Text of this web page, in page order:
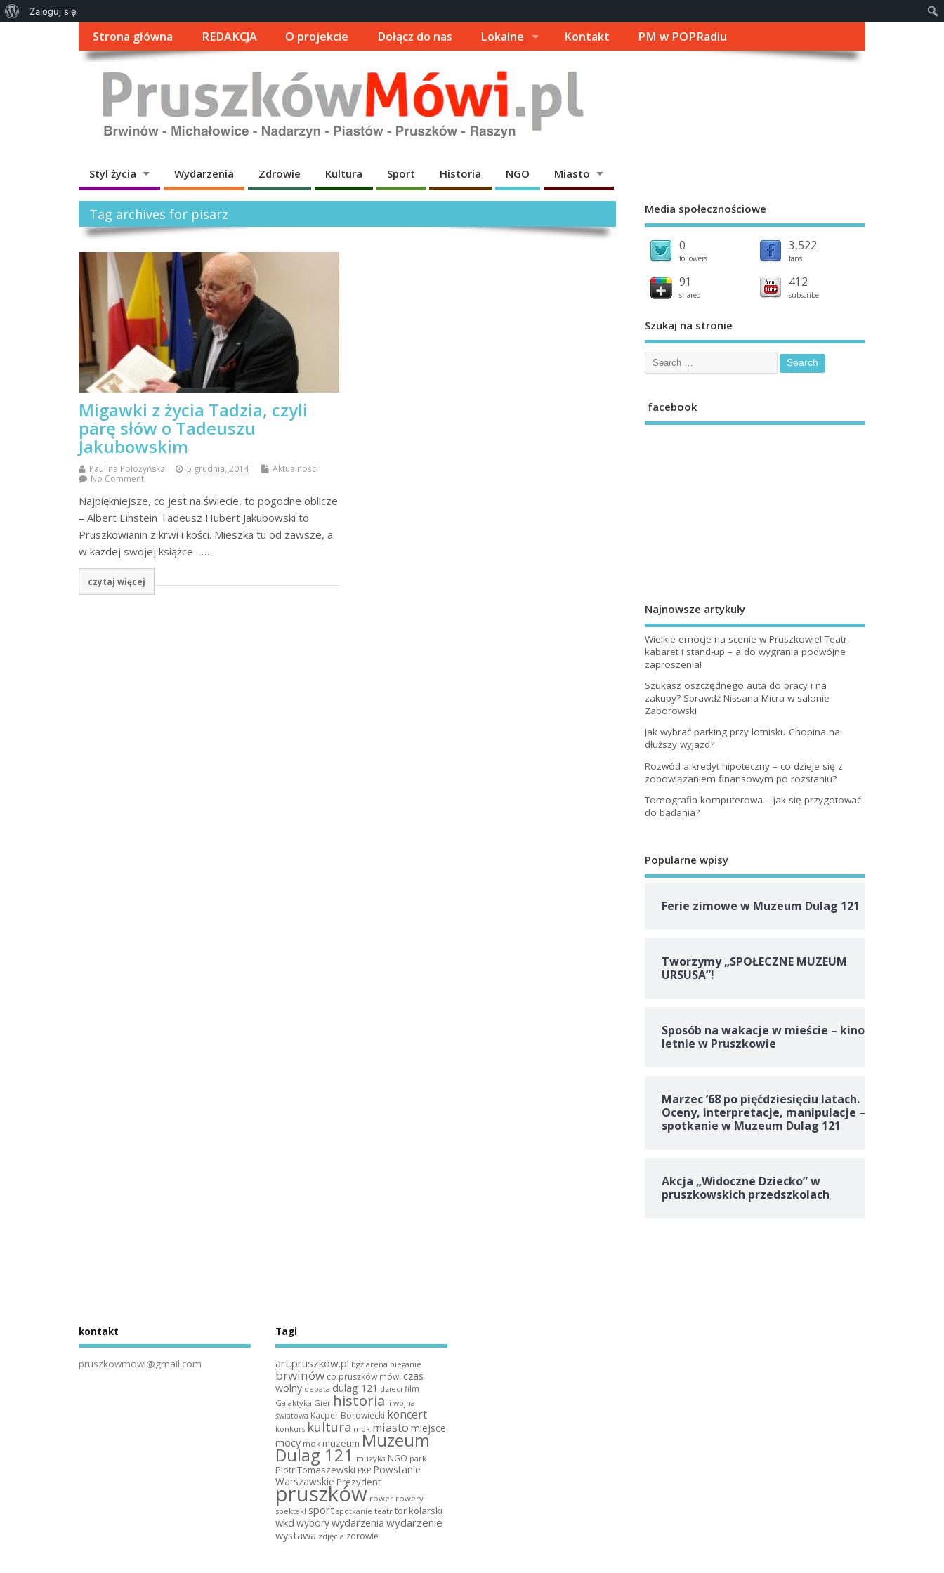
Strona główna REDAKCJA O projekcie Dołącz do nas Lokalne Kontakt PM w POPRadiu
Styl życia Wydarzenia Zdrowie Kultura Sport Historia NGO Miasto
Tag archives for pisarz
Migawki z życia Tadzia, czyli
parę słów o Tadeuszu
Jakubowskim
Paulina Położyńska 5 grudnia, 2014
Aktualności
No Comment
Najpiękniejsze, co jest na świecie, to pogodne oblicze
– Albert Einstein Tadeusz Hubert Jakubowski to
Pruszkowianin z krwi i kości. Mieszka tu od zawsze, a
w każdej swojej książce –…
czytaj więcej
Media społecznościowe
0
followers
3,522
fans
91
shared
412
subscribe
Szukaj na stronie
facebook
Najnowsze artykuły
Wielkie emocje na scenie w Pruszkowie! Teatr,
kabaret i stand-up – a do wygrania podwójne
zaproszenia!
Szukasz oszczędnego auta do pracy i na
zakupy? Sprawdź Nissana Micra w salonie
Zaborowski
Jak wybrać parking przy lotnisku Chopina na
dłuższy wyjazd?
Rozwód a kredyt hipoteczny – co dzieje się z
zobowiązaniem finansowym po rozstaniu?
Tomografia komputerowa – jak się przygotować
do badania?
Popularne wpisy
Ferie zimowe w Muzeum Dulag 121
Tworzymy „SPOŁECZNE MUZEUM
URSUSA”!
Sposób na wakacje w mieście – kino
letnie w Pruszkowie
Marzec ’68 po pięćdziesięciu latach.
Oceny, interpretacje, manipulacje –
spotkanie w Muzeum Dulag 121
Akcja „Widoczne Dziecko” w
pruszkowskich przedszkolach
kontakt
pruszkowmowi@gmail.com
Tagi
art.pruszków.pl bgż arena bieganie
brwinów co pruszków mówi czas
wolny debata dulag 121 dzieci film
Galaktyka Gier historia ii wojna
światowa Kacper Borowiecki koncert
konkurs kultura mdk miasto miejsce
mocy mok muzeum Muzeum
Dulag 121 muzyka NGO park
Piotr Tomaszewski PKP Powstanie
Warszawskie Prezydent
pruszków rower rowery
spektakl sport spotkanie teatr tor kolarski
wkd wyborywydarzenia wydarzenie
wystawa zdjęcia zdrowie
Zaloguj się